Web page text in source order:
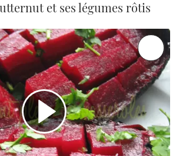
et ses légumes rôtis